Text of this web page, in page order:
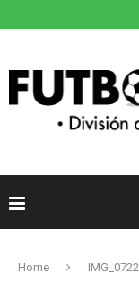
Home IMG_0722